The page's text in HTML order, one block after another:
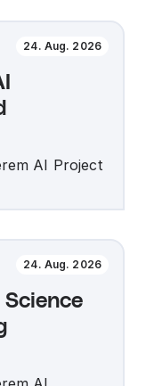
24. Aug. 2026
AI Project
24. Aug. 2026